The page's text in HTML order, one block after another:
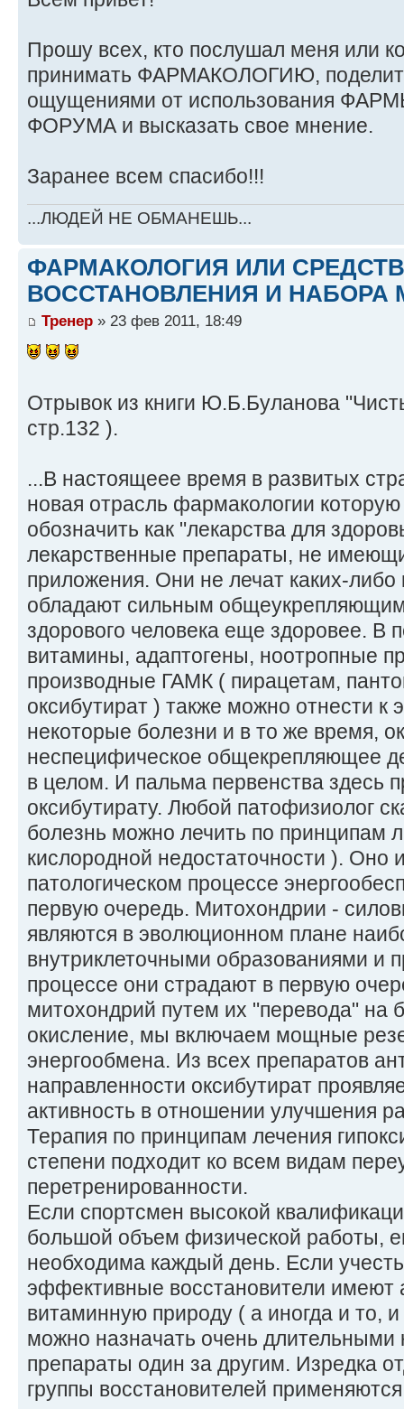
Прошу всех, кто послушал меня или
принимать ФАРМАКОЛОГИЮ,
ощущениями от использования
ФОРУМА и высказать свое мнение.
Заранее всем спасибо!!!
...ЛЮДЕЙ НЕ ОБМАНЕШЬ...
ФАРМАКОЛОГИЯ ИЛИ
ВОССТАНОВЛЕНИЯ И НАБОРА
Тренер » 23 фев 2011, 18:49
Отрывок из книги Ю.Б.Буланова
стр.132 ).
...В настоящеее время в развитых
новая отрасль фармакологии
обозначить как "лекарства для
лекарственные препараты, не
приложения. Они не лечат каких-либо
обладают сильным
здорового человека еще здоровее. В
витамины, адаптогены, ноотропные
производные ГАМК ( пирацетам,
оксибутират ) также можно отнести к
некоторые болезни и в то же время,
неспецифическое общекрепляющее
в целом. И пальма первенства здесь
оксибутирату. Любой патофизиолог
болезнь можно лечить по принципам
кислородной недостаточности ). Оно
патологическом процессе
первую очередь. Митохондрии -
являются в эволюционном плане
внутриклеточными образованиями и
процессе они страдают в первую
митохондрий путем их "перевода" на
окисление, мы включаем мощные
энергообмена. Из всех препаратов
направленности оксибутират
активность в отношении улучшения
Терапия по принципам лечения
степени подходит ко всем видам
перетренированности.
Если спортсмен высокой
большой объем физической работы,
необходима каждый день. Если
эффективные восстановители имеют
витаминную природу ( а иногда и то,
можно назначать очень длительными
препараты один за другим. Изредка
группы восстановителей